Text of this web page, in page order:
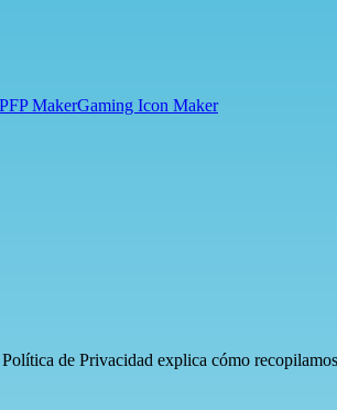
PFP MakerGaming Icon Maker
de Privacidad explica cómo